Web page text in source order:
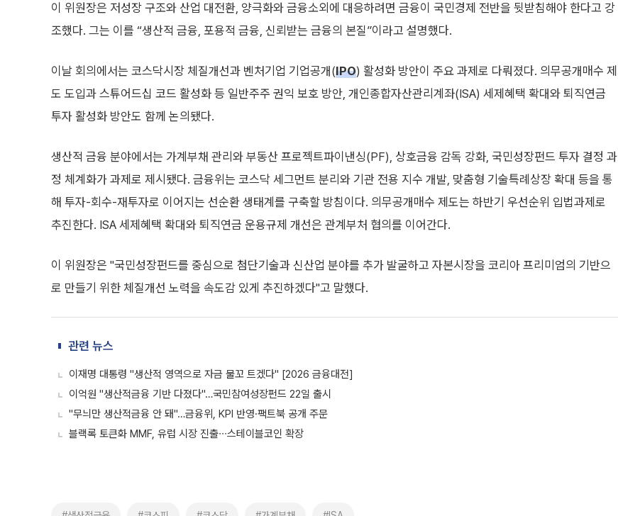
이 위원장은 저성장 구조와 산업 대전환, 양극화와 금융소외에 대응하려면 금융이 국민경제 전반을 뒷받침해야 한다고 강
조했다. 그는 이를 “생산적 금융, 포용적 금융, 신뢰받는 금융의 본질”이라고 설명했다.
이날 회의에서는 코스닥시장 체질개선과 벤처기업 기업공개(IPO) 활성화 방안이 주요 과제로 다뤄졌다. 의무공개매수 제
도 도입과 스튜어드십 코드 활성화 등 일반주주 권익 보호 방안, 개인종합자산관리계좌(ISA) 세제혜택 확대와 퇴직연금
투자 활성화 방안도 함께 논의됐다.
생산적 금융 분야에서는 가계부채 관리와 부동산 프로젝트파이낸싱(PF), 상호금융 감독 강화, 국민성장펀드 투자 결정 과
정 체계화가 과제로 제시됐다. 금융위는 코스닥 세그먼트 분리와 기관 전용 지수 개발, 맞춤형 기술특례상장 확대 등을 통
해 투자-회수-재투자로 이어지는 선순환 생태계를 구축할 방침이다. 의무공개매수 제도는 하반기 우선순위 입법과제로
추진한다. ISA 세제혜택 확대와 퇴직연금 운용규제 개선은 관계부처 협의를 이어간다.
이 위원장은 "국민성장펀드를 중심으로 첨단기술과 신산업 분야를 추가 발굴하고 자본시장을 코리아 프리미엄의 기반으
로 만들기 위한 체질개선 노력을 속도감 있게 추진하겠다"고 말했다.
관련 뉴스
이재명 대통령 "생산적 영역으로 자금 물꼬 트겠다" [2026 금융대전]
이억원 "생산적금융 기반 다졌다"…국민참여성장펀드 22일 출시
"무늬만 생산적금융 안 돼"…금융위, KPI 반영·팩트북 공개 주문
블랙록 토큰화 MMF, 유럽 시장 진출∙∙∙스테이블코인 확장